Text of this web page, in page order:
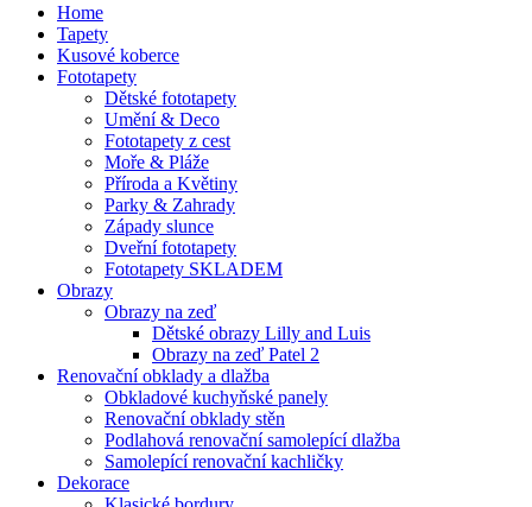
Home
Tapety
Kusové koberce
Fototapety
Dětské fototapety
Umění & Deco
Fototapety z cest
Moře & Pláže
Příroda a Květiny
Parky & Zahrady
Západy slunce
Dveřní fototapety
Fototapety SKLADEM
Obrazy
Obrazy na zeď
Dětské obrazy Lilly and Luis
Obrazy na zeď Patel 2
Renovační obklady a dlažba
Obkladové kuchyňské panely
Renovační obklady stěn
Podlahová renovační samolepící dlažba
Samolepící renovační kachličky
Dekorace